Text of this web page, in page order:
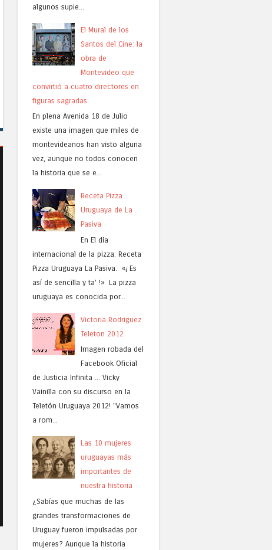
algunos supie...
El Mural de los
Santos del Cine: la
obra de
Montevideo que
convirtió a cuatro directores en
figuras sagradas
En plena Avenida 18 de Julio
existe una imagen que miles de
montevideanos han visto alguna
vez, aunque no todos conocen
la historia que se e...
Receta Pizza
Uruguaya de La
Pasiva
En El día
internacional de la pizza: Receta
Pizza Uruguaya La Pasiva. «¡ Es
así de sencilla y ta' !» La pizza
uruguaya es conocida por...
Victoria Rodriguez
Teleton 2012
Imagen robada del
Facebook Oficial
de Justicia Infinita ... Vicky
Vainilla con su discurso en la
Teletón Uruguaya 2012! "Vamos
a rom...
Las 10 mujeres
uruguayas más
importantes de
nuestra historia
¿Sabías que muchas de las
grandes transformaciones de
Uruguay fueron impulsadas por
mujeres? Aunque la historia